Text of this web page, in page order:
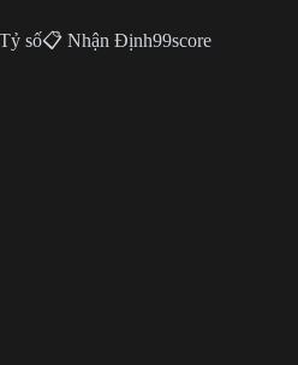
số📋 Nhận Định99score